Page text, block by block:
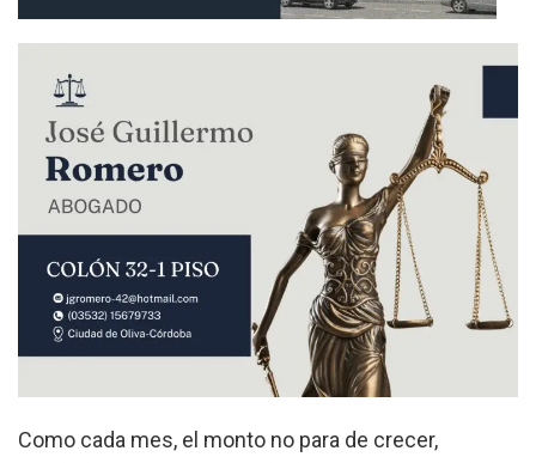
Como cada mes, el monto no para de crecer,